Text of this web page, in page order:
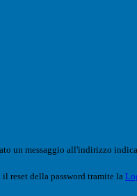
un messaggio all'indirizzo
reset della password tramite la